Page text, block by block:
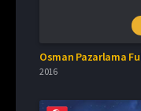
2016